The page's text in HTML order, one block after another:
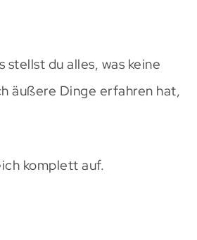
stellst du alles, was keine
äußere Dinge erfahren hat,
komplett auf.